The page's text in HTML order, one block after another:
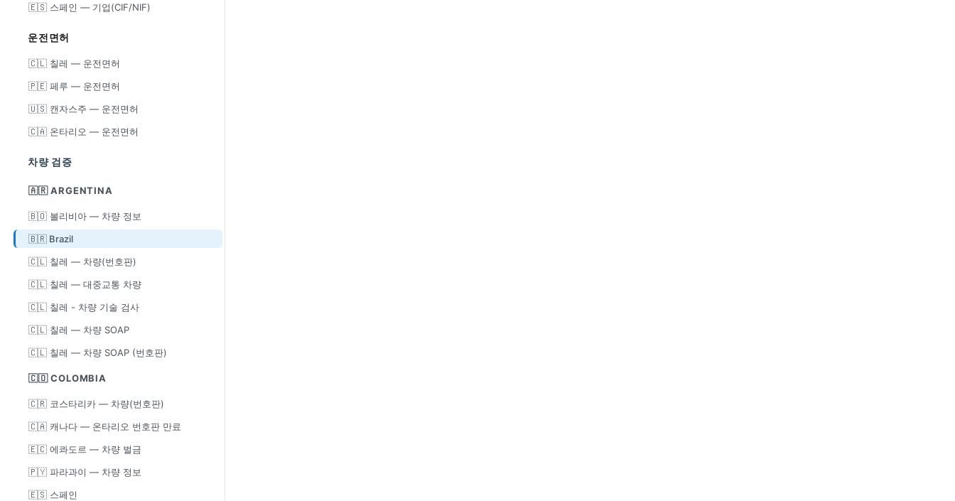
🇪🇸 스페인 — 기업(CIF/NIF)
운전면허
🇨🇱 칠레 — 운전면허
🇵🇪 페루 — 운전면허
🇺🇸 캔자스주 — 운전면허
🇨🇦 온타리오 — 운전면허
차량 검증
🇦🇷 ARGENTINA
🇧🇴 볼리비아 — 차량 정보
🇧🇷 Brazil
🇨🇱 칠레 — 차량(번호판)
🇨🇱 칠레 — 대중교통 차량
🇨🇱 칠레 - 차량 기술 검사
🇨🇱 칠레 — 차량 SOAP
🇨🇱 칠레 — 차량 SOAP (번호판)
🇨🇴 COLOMBIA
🇨🇷 코스타리카 — 차량(번호판)
🇨🇦 캐나다 — 온타리오 번호판 만료
🇪🇨 에콰도르 — 차량 벌금
🇵🇾 파라과이 — 차량 정보
🇪🇸 스페인